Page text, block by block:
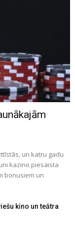
un katru gadu
kazino piesaista
bonusiem un
kino un teātra